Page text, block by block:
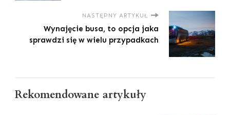
NASTĘPNY ARTYKUŁ
Wynajęcie busa, to opcja jaka
sprawdzi się w wielu przypadkach
Rekomendowane artykuły